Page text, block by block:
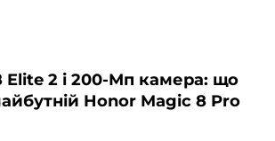
Elite 2 і 200-Мп камера: що
Honor Magic 8 Pro